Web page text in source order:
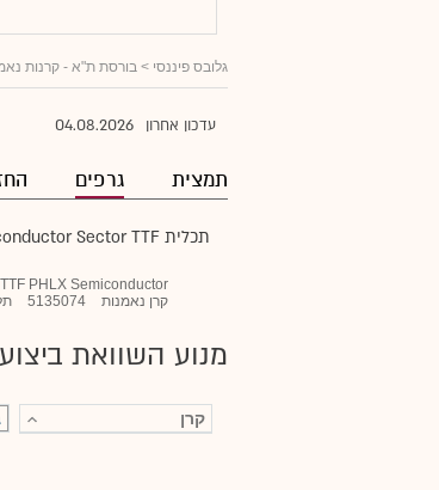
גלובס פיננסי > בורסת ת"א - קרנות
עדכון אחרון 04.08.2026
תמצית גרפים
תכלית PHLX Semiconductor Sector TTF מנוטרלת מט"ח
PHLX Semiconductor
קרן נאמנות
5135074
מנוע השוואת